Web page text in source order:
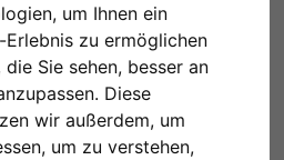
um Ihnen ein
zu ermöglichen
Sie sehen, besser an
Diese
wir außerdem, um
um zu verstehen,